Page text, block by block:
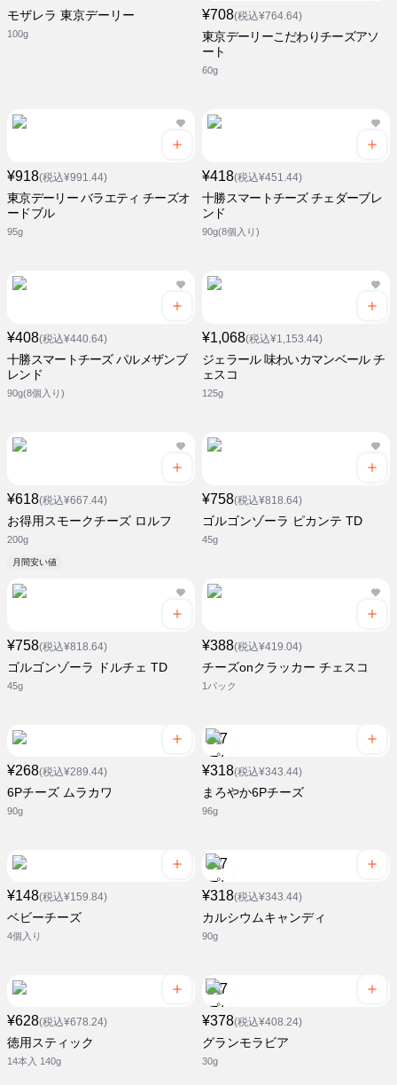
モザレラ 東京デーリー
100g
¥708(税込¥764.64)
東京デーリーこだわりチーズアソ
ート
60g
¥918(税込¥991.44)
東京デーリー バラエティ チーズオ
ードブル
95g
¥418(税込¥451.44)
十勝スマートチーズ チェダーブレ
ンド
90g(8個入り)
¥408(税込¥440.64)
十勝スマートチーズ パルメザンブ
レンド
90g(8個入り)
¥1,068(税込¥1,153.44)
ジェラール 味わいカマンベール チ
ェスコ
125g
¥618(税込¥667.44)
お得用スモークチーズ ロルフ
200g
月間安い値
¥758(税込¥818.64)
ゴルゴンゾーラ ピカンテ TD
45g
¥758(税込¥818.64)
ゴルゴンゾーラ ドルチェ TD
45g
¥388(税込¥419.04)
チーズonクラッカー チェスコ
1パック
¥268(税込¥289.44)
6Pチーズ ムラカワ
90g
¥318(税込¥343.44)
まろやか6Pチーズ
96g
¥148(税込¥159.84)
ベビーチーズ
4個入り
¥318(税込¥343.44)
カルシウムキャンディ
90g
¥628(税込¥678.24)
徳用スティック
14本入 140g
¥378(税込¥408.24)
グランモラビア
30g